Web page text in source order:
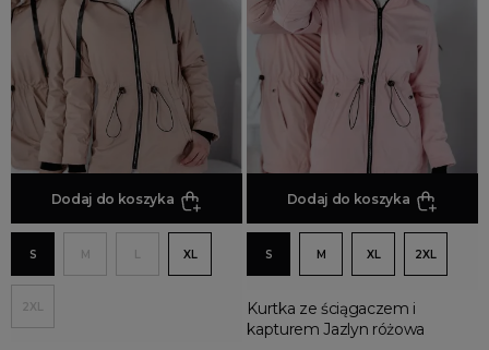
Dodaj do koszyka
S M L XL
2XL
Dodaj do koszyka
S M XL 2XL
Kurtka ze ściągaczem i
kapturem Jazlyn różowa